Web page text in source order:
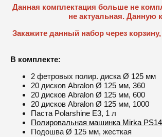
Данная комплектация больше не
не актуальная.
Закажите данный набор через
В комплекте:
2 фетровых полир. диска Ø 125 мм
20 дисков Abralon Ø 125 мм, 360
20 дисков Abralon Ø 125 мм, 600
20 дисков Abralon Ø 125 мм, 1000
Паста Polarshine E3, 1 л
Полировальная машинка Mirka
Подошва Ø 125 мм, жесткая